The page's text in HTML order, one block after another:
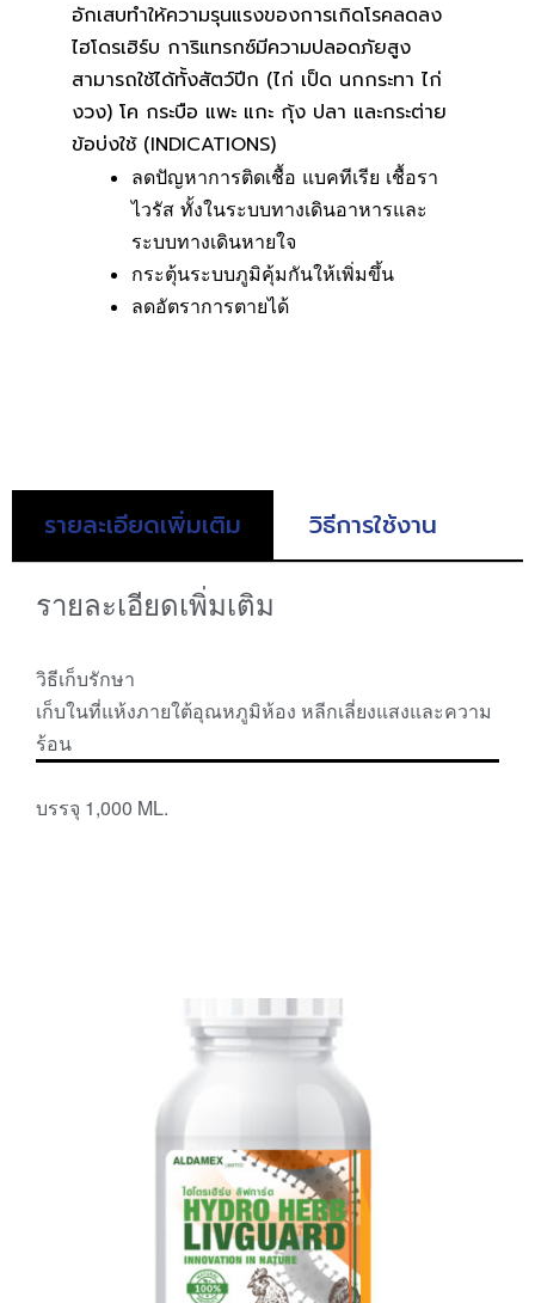
อักเสบทำให้ความรุนแรงของการเกิดโรคลดลง
ไฮโดรเฮิร์บ การิแทรกซ์มีความปลอดภัยสูง
สามารถใช้ได้ทั้งสัตว์ปีก (ไก่ เป็ด นกกระทา ไก่
งวง) โค กระบือ แพะ แกะ กุ้ง ปลา และกระต่าย
ข้อบ่งใช้ (INDICATIONS)
ลดปัญหาการติดเชื้อ แบคทีเรีย เชื้อรา
ไวรัส ทั้งในระบบทางเดินอาหารและ
ระบบทางเดินหายใจ
กระตุ้นระบบภูมิคุ้มกันให้เพิ่มขึ้น
ลดอัตราการตายได้
รายละเอียดเพิ่มเติม วิธีการใช้งาน
รายละเอียดเพิ่มเติม
วิธีเก็บรักษา
เก็บในที่แห้งภายใต้อุณหภูมิห้อง หลีกเลี่ยงแสงและความ
ร้อน
บรรจุ 1,000 ML.